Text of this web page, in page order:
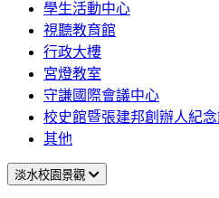
學生活動中心
視聽教育館
行政大樓
宮燈教室
守謙國際會議中心
校史館暨張建邦創辦人紀
其他
淡水校園景觀